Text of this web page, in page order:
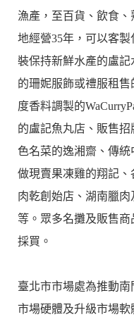
漁產，至百貨、飲食
地經營35年，可以客
裝保持新鮮水產的盧
的珊妮服飾或禮服租
度香料調製的
的盧記魚丸店、販售
色名菜的逸湘齋、傳
做現賣果凍雞的翔記
肉乾創始店、湖南臘
等。眾多名攤及販售
採買。
臺北市市場處為推動
市場硬體及升級市場